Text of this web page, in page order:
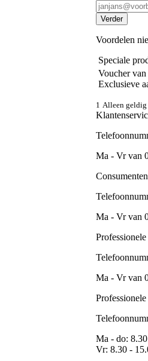
Verder
Voordelen
Speciale
Voucher
Exclusieve
1 Alleen geldig
Ma - Vr van
Ma - Vr van
Ma - Vr van
Ma - do:
Vr: 8.30 -